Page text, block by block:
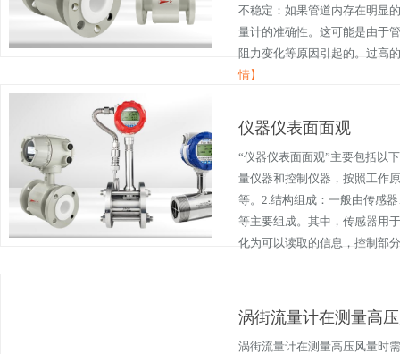
不稳定：如果管道内存在明显
量计的准确性。这可能是由于
阻力变化等原因引起的。过高
情】
仪器仪表面面观
“仪器仪表面面观”主要包括以
量仪器和控制仪器，按照工作
等。2.结构组成：一般由传感
等主要组成。其中，传感器用
化为可以读取的信息，控制部
涡街流量计在测量高
涡街流量计在测量高压风量时